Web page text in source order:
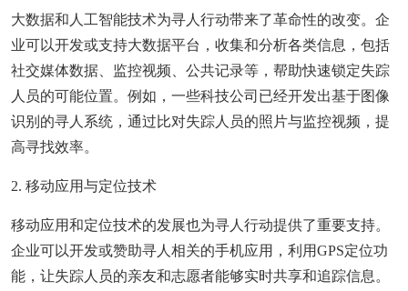
大数据和人工智能技术为寻人行动带来了革命性的改变。企
业可以开发或支持大数据平台，收集和分析各类信息，包括
社交媒体数据、监控视频、公共记录等，帮助快速锁定失踪
人员的可能位置。例如，一些科技公司已经开发出基于图像
识别的寻人系统，通过比对失踪人员的照片与监控视频，提
高寻找效率。
2. 移动应用与定位技术
移动应用和定位技术的发展也为寻人行动提供了重要支持。
企业可以开发或赞助寻人相关的手机应用，利用GPS定位功
能，让失踪人员的亲友和志愿者能够实时共享和追踪信息。